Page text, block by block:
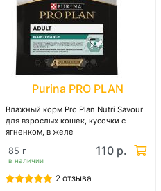
Purina PRO PLAN
Влажный корм Pro Plan Nutri Savour
для взрослых кошек, кусочки с
ягненком, в желе
в наличии
85 г 110 р.
2 отзыва